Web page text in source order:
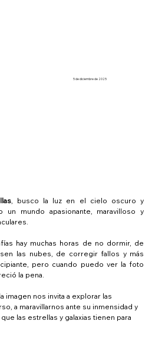
5 de diciembre de 2025
, busco la luz en el cielo oscuro y
un mundo apasionante, maravilloso y
hay muchas horas de no dormir, de
las nubes, de corregir fallos y más
pero cuando puedo ver la foto
la pena.
imagen nos invita a explorar las
a maravillarnos ante su inmensidad y
las estrellas y galaxias tienen para